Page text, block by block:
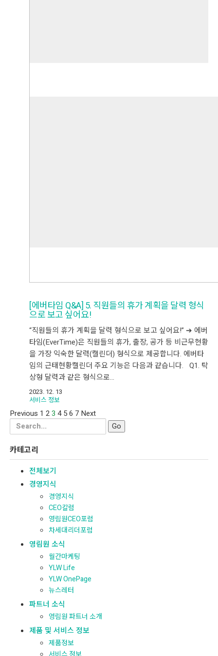
[에버타임 Q&A] 5. 직원들의 휴가 계획을 달력 형식
으로 보고 싶어요!
“직원들의 휴가 계획을 달력 형식으로 보고 싶어요!” ➔ 에버
타임(EverTime)은 직원들의 휴가, 출장, 공가 등 비근무현황
을 가장 익숙한 달력(캘린더) 형식으로 제공합니다. 에버타
임의 근태현황캘린더 주요 기능은 다음과 같습니다. Q1. 탁
상형 달력과 같은 형식으로…
2023. 12. 13
서비스 정보
Previous 1 23 4 56 7 Next
Search
for:
카테고리
전체보기
경영지식
경영지식
CEO칼럼
영림원CEO포럼
차세대리더포럼
영림원 소식
월간마케팅
YLW Life
YLW OnePage
뉴스레터
파트너 소식
영림원 파트너 소개
제품 및 서비스 정보
제품정보